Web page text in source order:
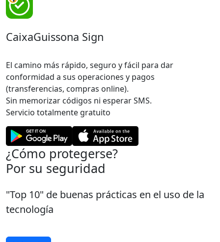
CaixaGuissona Sign
El camino más rápido, seguro y fácil para dar
conformidad a sus operaciones y pagos
(transferencias, compras online).
Sin memorizar códigos ni esperar SMS.
Servicio totalmente gratuito
¿Cómo protegerse?
Por su seguridad
"Top 10" de buenas prácticas en el uso de la
tecnología